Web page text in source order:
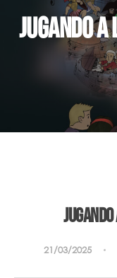
Jugando
21/03/2025